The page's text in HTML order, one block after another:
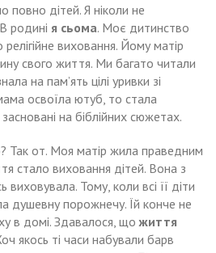
повно дітей. Я ніколи не
родині я сьома. Моє дитинство
виховання. Йому матір
свого життя. Ми багато читали
на пам’ять цілі уривки зі
освоїла ютуб, то стала
на біблійних сюжетах.
Так от. Моя матір жила праведним
стало виховання дітей. Вона з
виховувала. Тому, коли всі її діти
душевну порожнечу. Їй конче не
в домі. Здавалося, що життя
якось ті часи набували барв